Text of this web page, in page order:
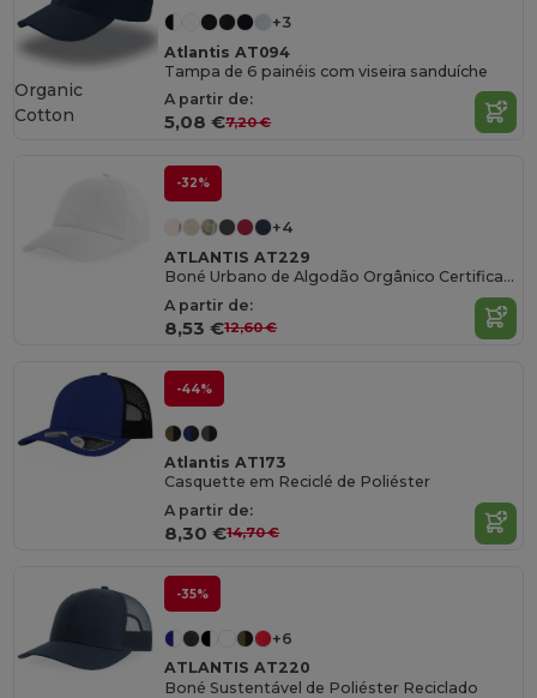
+3
Atlantis AT094
Tampa de 6 painéis com viseira sanduíche
A partir de:
5,08 €7,20 €
Organic
Cotton
-32%
+4
ATLANTIS AT229
Boné Urbano de Algodão Orgânico Certificado
A partir de:
8,53 €12,60 €
-44%
Atlantis AT173
Casquette em Reciclé de Poliéster
A partir de:
8,30 €14,70 €
-35%
+6
ATLANTIS AT220
Boné Sustentável de Poliéster Reciclado